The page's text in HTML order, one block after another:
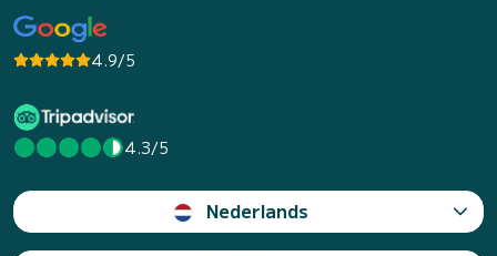
4.9/5
4.3/5
Nederlands